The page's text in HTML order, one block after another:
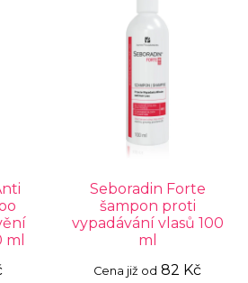
ml
Seboradin Forte
šampon proti
vypadávání vlasů 100
ml
Cena již od 82 Kč